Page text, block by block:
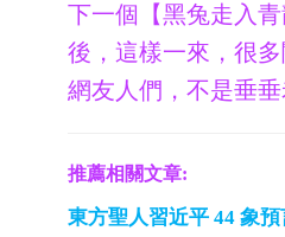
下一個【黑兔走入
後，這樣一來，很
網友人們，不是垂
推薦相關文章:
東方聖人習近平 44 象